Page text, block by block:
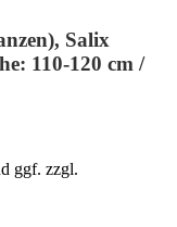
Salix
110-120 cm /
ggf. zzgl.